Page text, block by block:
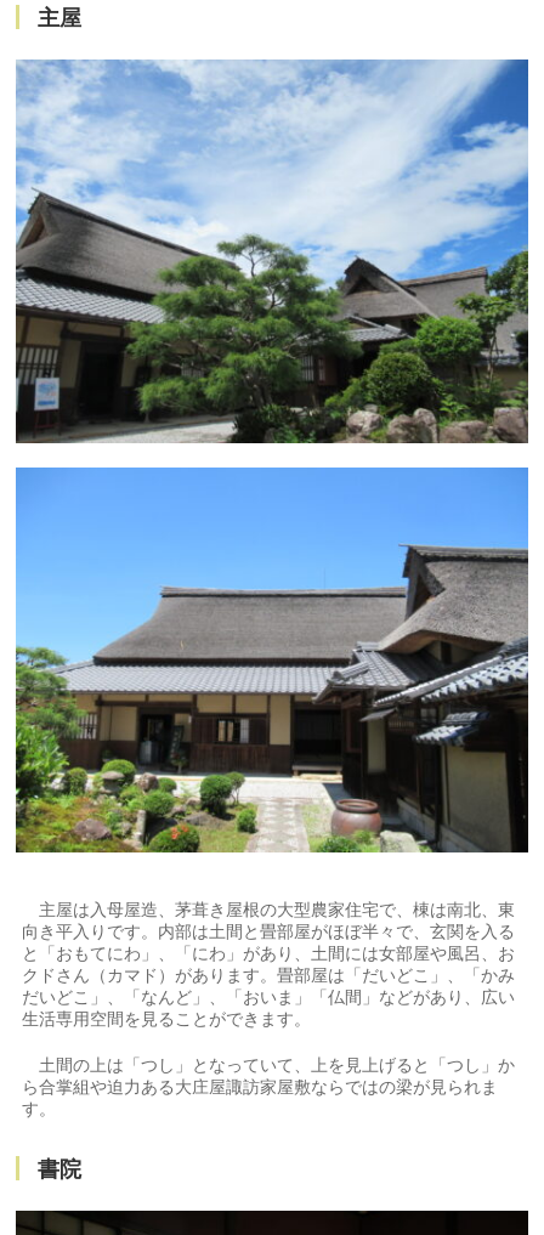
主屋
主屋は入母屋造、茅葺き屋根の大型農家住宅で、棟は南北、東
向き平入りです。内部は土間と畳部屋がほぼ半々で、玄関を入る
と「おもてにわ」、「にわ」があり、土間には女部屋や風呂、お
クドさん（カマド）があります。畳部屋は「だいどこ」、「かみ
だいどこ」、「なんど」、「おいま」「仏間」などがあり、広い
生活専用空間を見ることができます。
土間の上は「つし」となっていて、上を見上げると「つし」か
ら合掌組や迫力ある大庄屋諏訪家屋敷ならではの梁が見られま
す。
書院